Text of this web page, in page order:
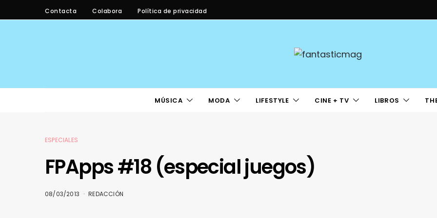
Contacta Colabora Política de privacidad
MÚSICA MODA LIFESTYLE CINE + TV LIBROS
ESPECIALES
FPApps #18 (especial juegos)
08/03/2013 REDACCIÓN